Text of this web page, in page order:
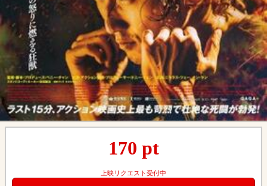
170 pt
上映リクエスト受付中